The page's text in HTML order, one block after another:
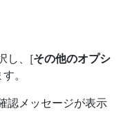
し、[その他のオプシ
。
認メッセージが表示